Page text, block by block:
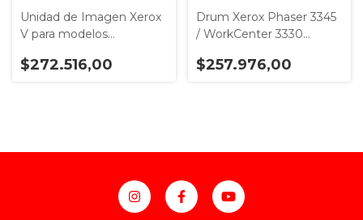
Unidad de Imagen Xerox
V para modelos
Modelo 101R00582
$272.516,00
Drum Xerox Phaser 3345
/ WorkCenter 3330
30.000 Páginas
$257.976,00